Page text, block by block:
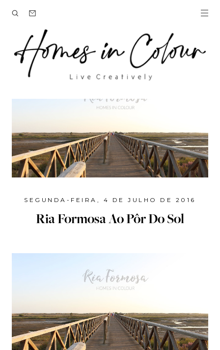
SEGUNDA-FEIRA, 4 DE JULHO DE 2016
Ria Formosa Ao Pôr Do Sol